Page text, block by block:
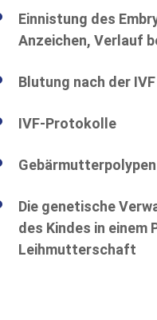
Einnistung des
Anzeichen, Verlauf
Blutung nach der IVF
IVF-Protokolle
Die genetische
des Kindes in einem
Leihmutterschaft